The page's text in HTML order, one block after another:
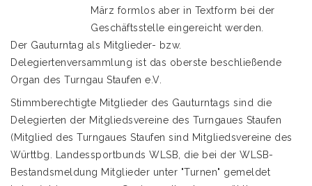
März formlos aber in Textform bei der
Geschäftsstelle eingereicht werden.
Der Gauturntag als Mitglieder- bzw.
Delegiertenversammlung ist das oberste beschließende
Organ des Turngau Staufen e.V.
Stimmberechtigte Mitglieder des Gauturntags sind die
Delegierten der Mitgliedsvereine des Turngaues Staufen
(Mitglied des Turngaues Staufen sind Mitgliedsvereine des
Württbg. Landessportbunds WLSB, die bei der WLSB-
Bestandsmeldung Mitglieder unter "Turnen" gemeldet